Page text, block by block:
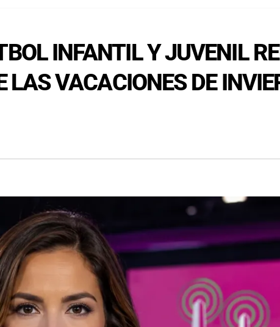
INFANTIL Y JUVENIL
VACACIONES DE